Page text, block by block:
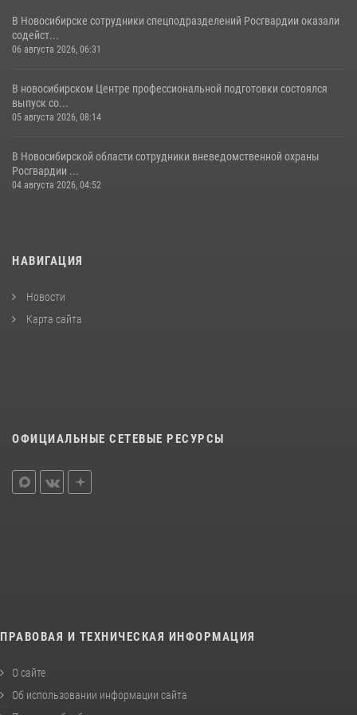
В Новосибирске сотрудники спецподразделений Росгвардии оказали
содейст...
06 августа 2026, 06:31
В новосибирском Центре профессиональной подготовки состоялся
выпуск со...
05 августа 2026, 08:14
В Новосибирской области сотрудники вневедомственной охраны
Росгвардии ...
04 августа 2026, 04:52
НАВИГАЦИЯ
Новости
Карта сайта
ОФИЦИАЛЬНЫЕ СЕТЕВЫЕ РЕСУРСЫ
ПРАВОВАЯ И ТЕХНИЧЕСКАЯ ИНФОРМАЦИЯ
О сайте
Об использовании информации сайта